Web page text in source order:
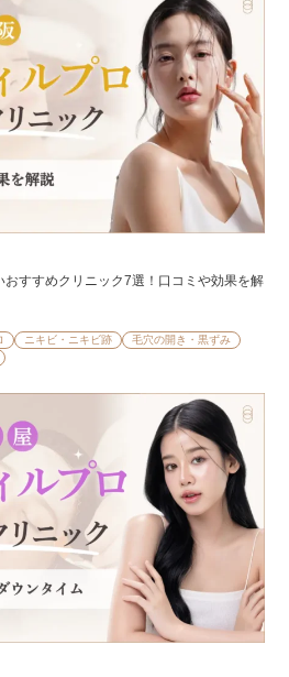
すすめクリニック7選！口コミや効果を解
ニキビ・ニキビ跡
毛穴の開き・黒ずみ